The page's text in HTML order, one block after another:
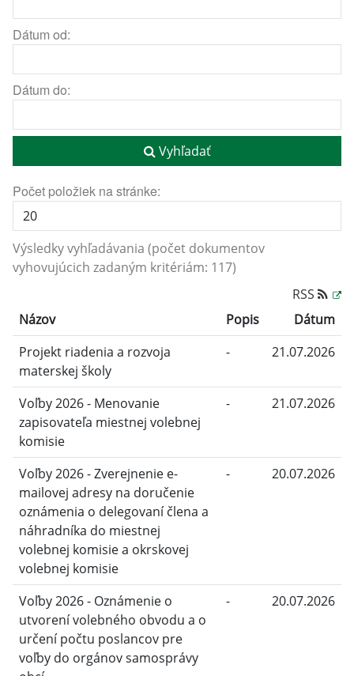
Dátum od:
Dátum do:
Vyhľadať
Počet položiek na stránke:
Výsledky vyhľadávania (počet dokumentov
vyhovujúcich zadaným kritériám: 117)
RSS
Názov
Popis
Dátum
Projekt riadenia a rozvoja
materskej školy
- 21.07.2026
Voľby 2026 - Menovanie
zapisovateľa miestnej volebnej
komisie
- 21.07.2026
Voľby 2026 - Zverejnenie e-
mailovej adresy na doručenie
oznámenia o delegovaní člena a
náhradníka do miestnej
volebnej komisie a okrskovej
volebnej komisie
- 20.07.2026
Voľby 2026 - Oznámenie o
utvorení volebného obvodu a o
určení počtu poslancov pre
voľby do orgánov samosprávy
- 20.07.2026